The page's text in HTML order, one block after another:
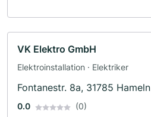
VK Elektro GmbH
Elektroinstallation · Elektriker
Fontanestr. 8a, 31785 Hameln
0.0 (0)